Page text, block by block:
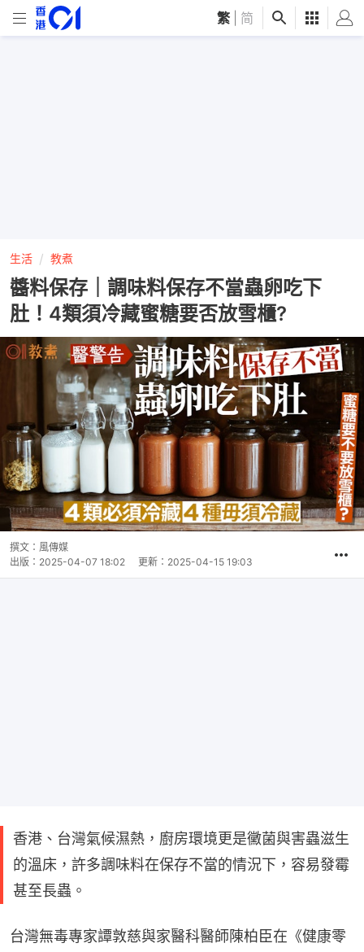
繁 简
生活 教煮
醬料保存｜調味料保存不當蟲卵吃下
肚！4類須冷藏蜜糖要否放雪櫃?
撰文： 風傳媒
出版： 2025-04-07 18:02 更新： 2025-04-15 19:03
香港、台灣氣候濕熱，廚房環境更是黴菌與害蟲滋生
的溫床，許多調味料在保存不當的情況下，容易發霉
甚至長蟲。
台灣無毒專家譚敦慈與家醫科醫師陳柏臣在《健康零